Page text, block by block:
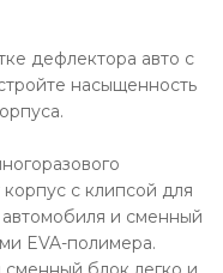
дефлектора авто с
насыщенность
с клипсой для
и сменный
EVA-полимера.